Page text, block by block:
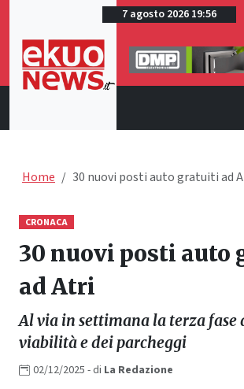
7 agosto 2026 19:56
Home 30 nuovi posti auto gratuiti ad
CRONACA
30 nuovi posti auto
ad Atri
Al via in settimana la terza fase
viabilità e dei parcheggi
02/12/2025 - di La Redazione